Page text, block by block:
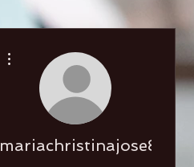
mariachristinajose8